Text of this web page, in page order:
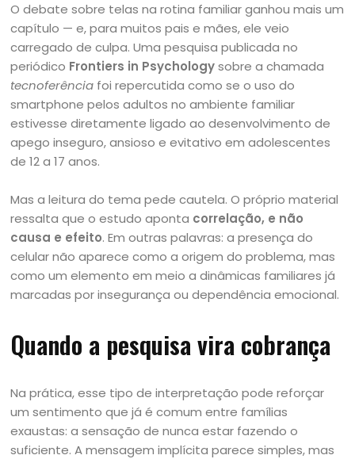
O debate sobre telas na rotina familiar ganhou mais um
capítulo — e, para muitos pais e mães, ele veio
carregado de culpa. Uma pesquisa publicada no
periódico Frontiers in Psychologysobre a chamada
tecnoferência foi repercutida como se o uso do
smartphone pelos adultos no ambiente familiar
estivesse diretamente ligado ao desenvolvimento de
apego inseguro, ansioso e evitativo em adolescentes
de 12 a 17 anos.
Mas a leitura do tema pede cautela. O próprio material
ressalta que o estudo aponta correlação, e não
causa e efeito. Em outras palavras: a presença do
celular não aparece como a origem do problema, mas
como um elemento em meio a dinâmicas familiares já
marcadas por insegurança ou dependência emocional.
Quando a pesquisa vira cobrança
Na prática, esse tipo de interpretação pode reforçar
um sentimento que já é comum entre famílias
exaustas: a sensação de nunca estar fazendo o
suficiente. A mensagem implícita parece simples, mas